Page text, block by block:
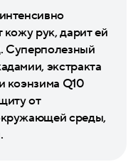
кожу рук, дарит ей
Суперполезный
экстракта
коэнзима Q10
от
среды,